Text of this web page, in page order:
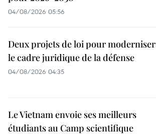
04/08/2026 05:56
Deux projets de loi pour moderniser
le cadre juridique de la défense
04/08/2026 04:35
Le Vietnam envoie ses meilleurs
étudiants au Camp scientifique